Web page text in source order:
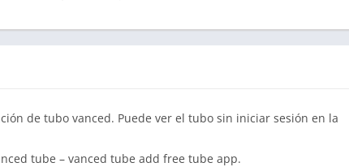
de tubo vanced. Puede ver el tubo sin iniciar sesión en la
tube – vanced tube add free tube app.